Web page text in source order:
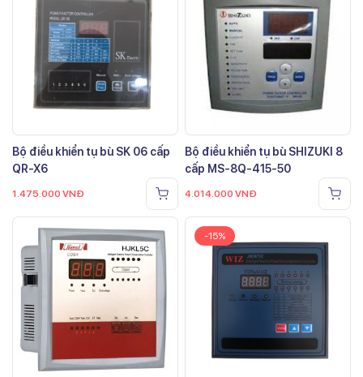
Bộ điều khiển tụ bù SK 06 cấp
QR-X6
1.475.000 VNĐ
Bộ điều khiển tụ bù SHIZUKI 8
cấp MS-8Q-415-50
4.014.000 VNĐ
-15%